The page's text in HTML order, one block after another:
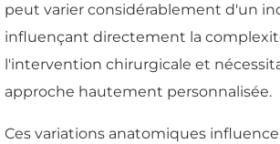
peut varier considérablement d'un
influençant directement la
l'intervention chirurgicale et
approche hautement personnalisée.
Ces variations anatomiques